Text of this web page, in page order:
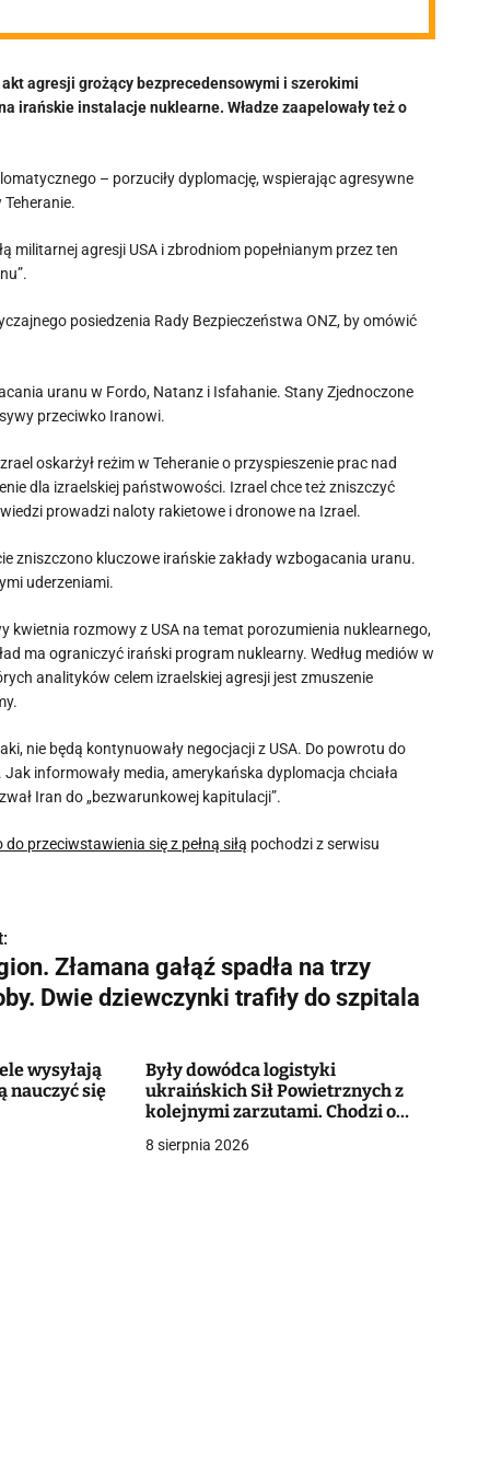
agresji grożący bezprecedensowymi i szerokimi
irańskie instalacje nuklearne. Władze zaapelowały też o
– porzuciły dyplomację, wspierając agresywne
militarnej agresji USA i zbrodniom popełnianym przez ten
posiedzenia Rady Bezpieczeństwa ONZ, by omówić
uranu w Fordo, Natanz i Isfahanie. Stany Zjednoczone
przeciwko Iranowi.
oskarżył reżim w Teheranie o przyspieszenie prac nad
dla izraelskiej państwowości. Izrael chce też zniszczyć
prowadzi naloty rakietowe i dronowe na Izrael.
zniszczono kluczowe irańskie zakłady wzbogacania uranu.
uderzeniami.
kwietnia rozmowy z USA na temat porozumienia nuklearnego,
ma ograniczyć irański program nuklearny. Według mediów w
analityków celem izraelskiej agresji jest zmuszenie
nie będą kontynuowały negocjacji z USA. Do powrotu do
informowały media, amerykańska dyplomacja chciała
Iran do „bezwarunkowej kapitulacji”.
przeciwstawienia się z pełną siłą pochodzi z serwisu
Złamana gałąź spadła na trzy
Dwie dziewczynki trafiły do szpitala
wysyłają
nauczyć się
Były dowódca logistyki
ukraińskich Sił Powietrznych z
kolejnymi zarzutami. Chodzi o
8 sierpnia 2026